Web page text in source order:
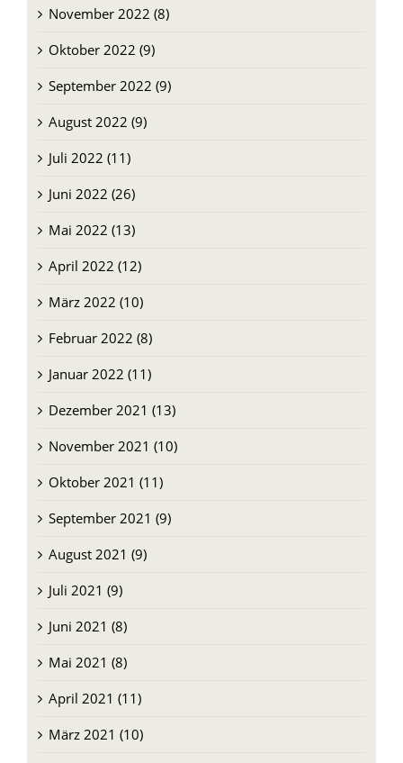
November 2022 (8)
Oktober 2022 (9)
September 2022 (9)
August 2022 (9)
Juli 2022 (11)
Juni 2022 (26)
Mai 2022 (13)
April 2022 (12)
März 2022 (10)
Februar 2022 (8)
Januar 2022 (11)
Dezember 2021 (13)
November 2021 (10)
Oktober 2021 (11)
September 2021 (9)
August 2021 (9)
Juli 2021 (9)
Juni 2021 (8)
Mai 2021 (8)
April 2021 (11)
März 2021 (10)